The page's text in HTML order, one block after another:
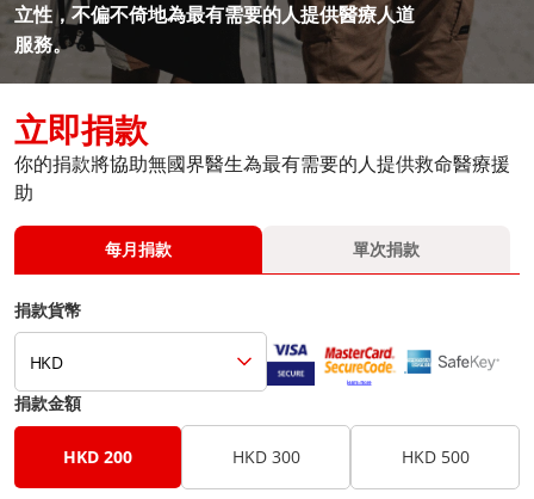
立性，不偏不倚地為最有需要的人提供醫療人道
服務。
立即捐款
你的捐款將協助無國界醫生為最有需要的人提供救命醫療援
助
每月捐款 單次捐款
捐款貨幣
HKD
捐款金額
HKD 200 HKD 300 HKD 500